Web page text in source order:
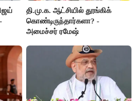
தி.மு.க. ஆட்சியில் தூங்கிக்
கொண்டிருந்தார்களா? -
அமைச்சர் ரமேஷ்